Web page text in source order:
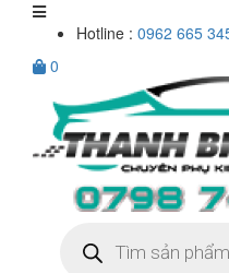
Hotline : 0962 665
0
kiếm
sản